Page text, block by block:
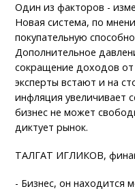
Один из факторов -
Новая система, по
покупательную
Дополнительное
сокращение доходов
эксперты встают и на
инфляция увеличивает
бизнес не может
диктует рынок.
ТАЛГАТ ИГЛИКОВ,
- Бизнес, он находится